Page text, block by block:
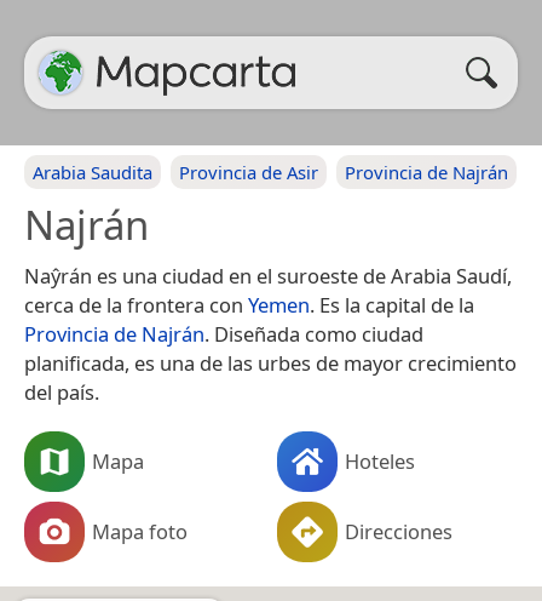
Arabia Saudita Provincia de Asir Provincia de Najrán
Najrán
Naŷrán es una ciudad en el suroeste de Arabia Saudí,
cerca de la frontera con Yemen. Es la capital de la
Provincia de Najrán. Diseñada como ciudad
planificada, es una de las urbes de mayor crecimiento
del país.
Mapa Hoteles
Mapa foto Direcciones